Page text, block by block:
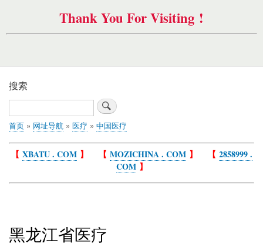
Thank You For Visiting !
搜索
搜
索
面
包
屑
首页 网址导航 医疗 中国医疗
【 XBATU . COM】 【 MOZICHINA . COM】 【 2858999 .
COM】
黑龙江省医疗